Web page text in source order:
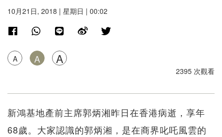
10月21日, 2018 | 星期日 | 00:02
A A A
2395 次觀看
新鴻基地產前主席郭炳湘昨日在香港病逝，享年
68歲。大家認識的郭炳湘，是在商界叱吒風雲的